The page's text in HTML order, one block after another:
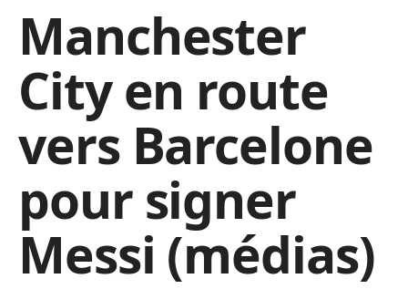
Manchester
City en route
vers Barcelone
pour signer
Messi (médias)